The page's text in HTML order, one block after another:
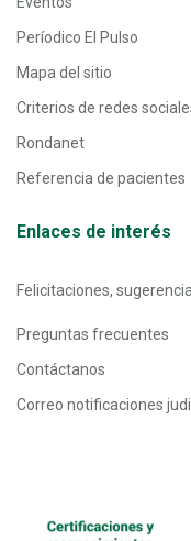
Períodico El Pulso
Mapa del sitio
Criterios de redes
Rondanet
Referencia de pacientes
Enlaces de interés
Felicitaciones,
Preguntas frecuentes
Contáctanos
Correo notificaciones